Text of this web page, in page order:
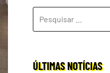
POR:
ÚLTIMAS NOTÍCIAS